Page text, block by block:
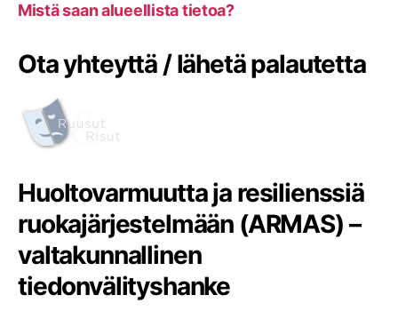
Mistä saan alueellista tietoa?
Ota yhteyttä / lähetä palautetta
Huoltovarmuutta ja resilienssiä
ruokajärjestelmään (ARMAS) –
valtakunnallinen
tiedonvälityshanke